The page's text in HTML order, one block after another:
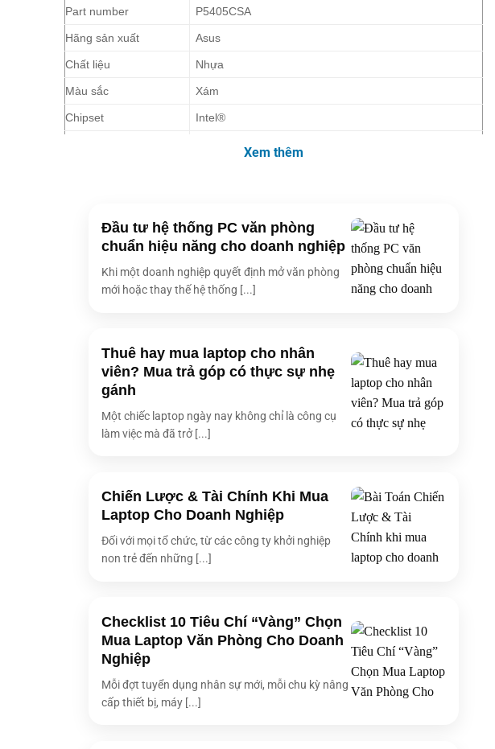
Part number
P5405CSA
Hãng sản xuất Asus
Chất liệu Nhựa
Màu sắc Xám
Chipset Intel®
Intel® Core™ Ultra 7
Tốc độ CPU tối đa 4.8 GHz
Số nhân CPU 8
Số luồng 8
Số RAM 32GB
Tốc độ BUS RAM 7500MHz
Số khe RAM Onboard
Nâng cấp RAM tối đa 32 GB
Kích thước màn hình 14-inch
Loại màn hình WQXGA (2560 x 1600) 16:10, anti-glare display
Độ phân giải màn hình WQXGA (2560 x 1600)
Màn hình cảm ứng Không
Âm thanh
Dolby Atmos, Smart Amp Technology, Built-in array
Bảo mật Fingerprint sensor integrated with Power Key
Xem thêm
Đầu tư hệ thống PC văn phòng
chuẩn hiệu năng cho doanh nghiệp
Khi một doanh nghiệp quyết định mở văn phòng
mới hoặc thay thế hệ thống [...]
Thuê hay mua laptop cho nhân
viên? Mua trả góp có thực sự nhẹ
gánh
Một chiếc laptop ngày nay không chỉ là công cụ
làm việc mà đã trở [...]
Chiến Lược & Tài Chính Khi Mua
Laptop Cho Doanh Nghiệp
Đối với mọi tổ chức, từ các công ty khởi nghiệp
non trẻ đến những [...]
Checklist 10 Tiêu Chí “Vàng” Chọn
Mua Laptop Văn Phòng Cho Doanh
Nghiệp
Mỗi đợt tuyển dụng nhân sự mới, mỗi chu kỳ nâng
cấp thiết bị, máy [...]